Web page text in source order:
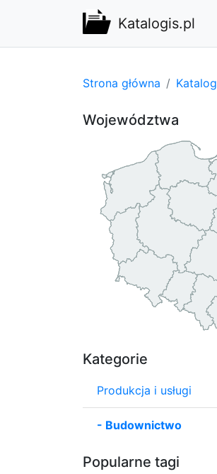
Katalogis.pl
Strona główna Katalog
Województwa
Kategorie
Produkcja i usługi
- Budownictwo
Popularne tagi